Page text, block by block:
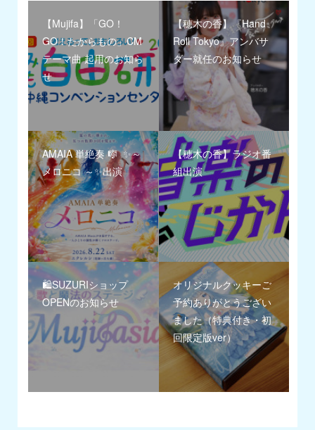
【Mujifa】「GO！
GO！たからもの」CM
テーマ曲 起用のお知ら
せ
【穂木の香】『Hand
Roll Tokyo』アンバサ
ダー就任のお知らせ
AMAIA 単絶奏 🎼 ✨～
メロニコ ～✨出演
【穂木の香】ラジオ番
組出演
🛍️SUZURIショップ
OPENのお知らせ
オリジナルクッキーご
予約ありがとうござい
ました（特典付き・初
回限定版ver）